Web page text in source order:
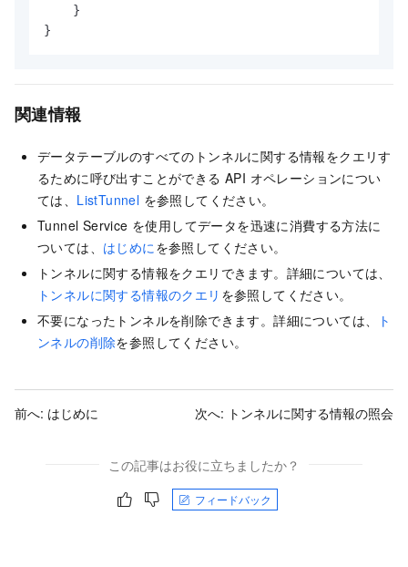
    }
}
関連情報
データテーブルのすべてのトンネルに関する情報をクエリす
るために呼び出すことができる API オペレーションについ
ては、 ListTunnel を参照してください。
Tunnel Service を使用してデータを迅速に消費する方法に
ついては、 はじめに を参照してください。
トンネルに関する情報をクエリできます。詳細については、
トンネルに関する情報のクエリ を参照してください。
不要になったトンネルを削除できます。詳細については、
ト
ンネルの削除を参照してください。
前へ: はじめに 次へ: トンネルに関する情報の照会
この記事はお役に立ちましたか？
フィードバック